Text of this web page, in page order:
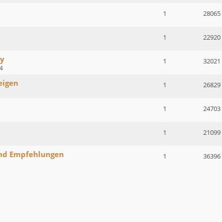
1 28065
1 22920
1 32021
1 26829
1 24703
1 21099
Empfehlungen 1 36396